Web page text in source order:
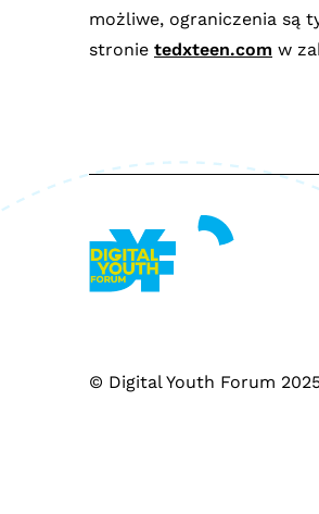
możliwe, ograniczenia są
stronie tedxteen.com w
© Digital Youth Forum